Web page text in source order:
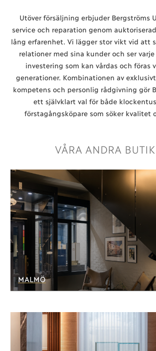
Utöver försäljning erbjuder Bergströms
service och reparation genom
lång erfarenhet. Vi lägger stor vikt vid att
relationer med sina kunder och ser
investering som kan vårdas och föras
generationer. Kombinationen av
kompetens och personlig rådgivning gör
ett självklart val för både
förstagångsköpare som söker kvalitet
VÅRA ANDRA
MALMÖ